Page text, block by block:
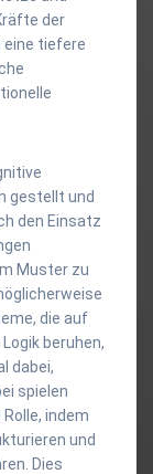
der
eine tiefere
gestellt und
den Einsatz
Muster zu
die auf
beruhen,
dabei,
spielen
indem
und
Dies